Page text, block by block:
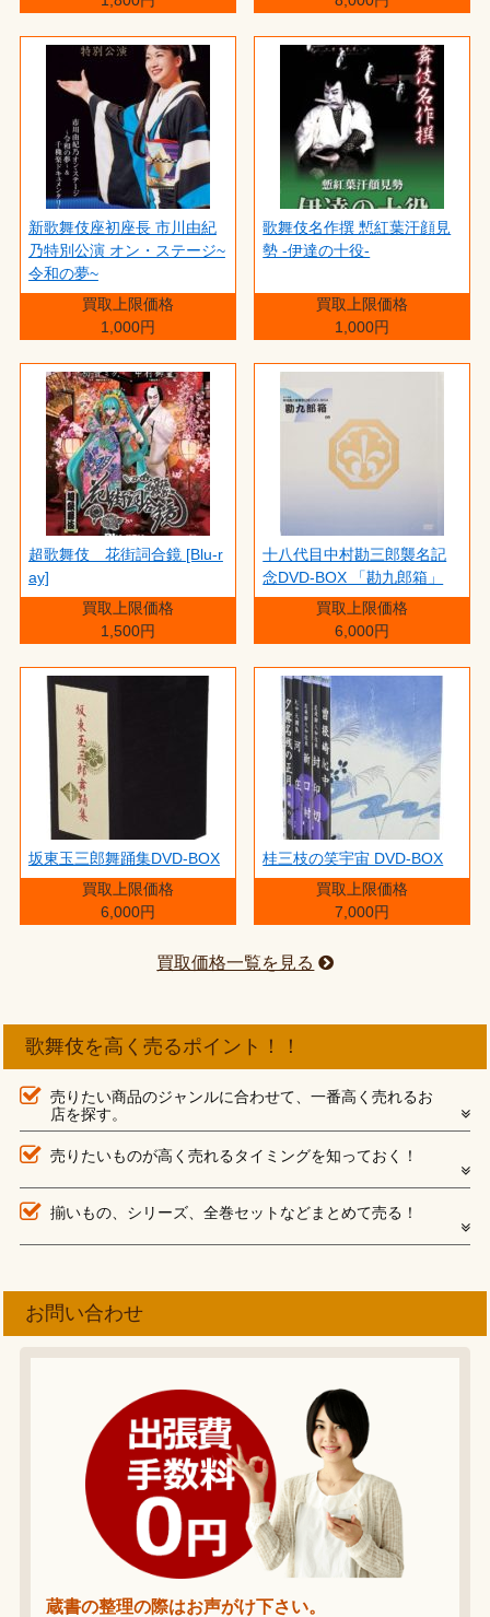
新歌舞伎座初座長 市川由紀
乃特別公演 オン・ステージ~
令和の夢~
買取上限価格
1,000円
歌舞伎名作撰 慙紅葉汗顔見
勢 -伊達の十役-
買取上限価格
1,000円
超歌舞伎 花街詞合鏡 [Blu-r
ay]
買取上限価格
1,500円
十八代目中村勘三郎襲名記
念DVD-BOX 「勘九郎箱」
買取上限価格
6,000円
坂東玉三郎舞踊集DVD-BOX
買取上限価格
6,000円
桂三枝の笑宇宙 DVD-BOX
買取上限価格
7,000円
買取価格一覧を見る
歌舞伎を高く売るポイント！！
売りたい商品のジャンルに合わせて、一番高く売れるお
店を探す。
売りたいものが高く売れるタイミングを知っておく！
揃いもの、シリーズ、全巻セットなどまとめて売る！
お問い合わせ
蔵書の整理の際はお声がけ下さい。